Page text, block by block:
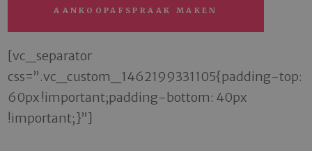
AANKOOPAFSPRAAK MAKEN
[vc_separator
css=”.vc_custom_1462199331105{padding-top:
60px !important;padding-bottom: 40px
!important;}”]